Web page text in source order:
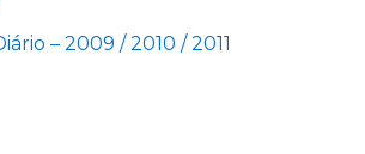
– 2009 / 2010 / 2011